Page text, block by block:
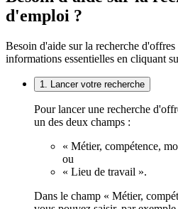
d'emploi ?
Besoin d'aide sur la recherche
informations essentielles en cliquant
1. Lancer votre recherche
Pour lancer une recherche
un des deux champs :
« Métier, compétence,
ou
« Lieu de travail ».
Dans le champ « Métier,